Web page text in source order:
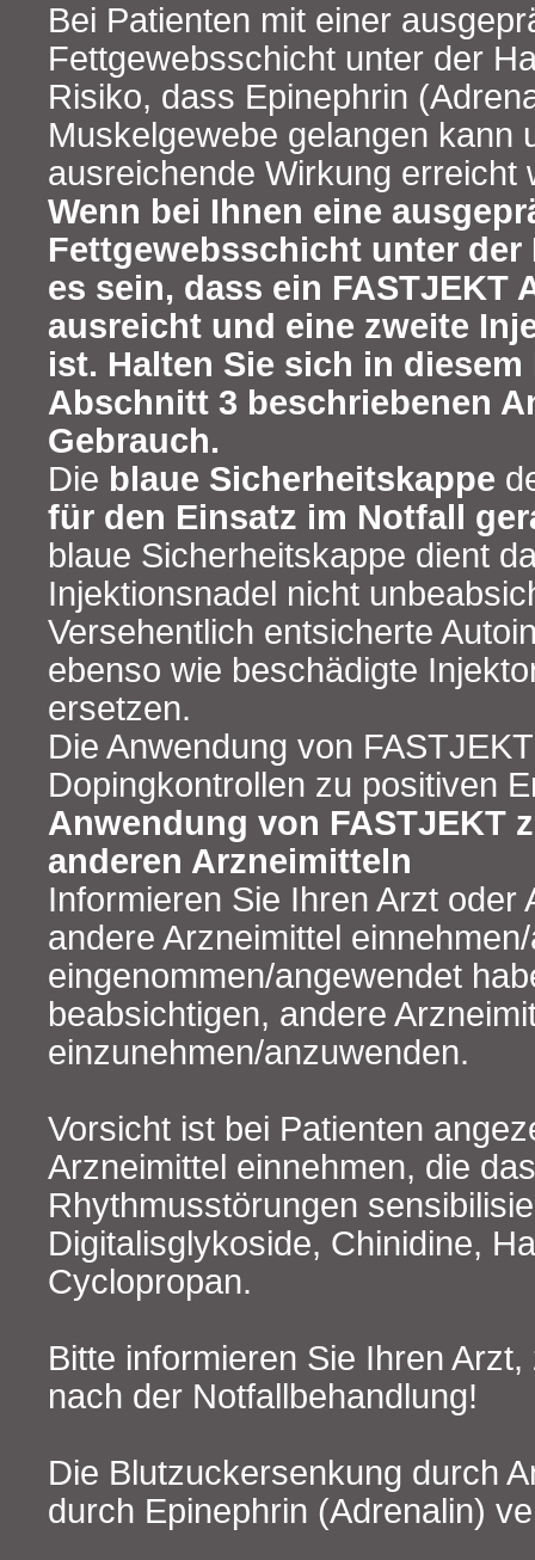
Bei Patienten mit einer
Fettgewebsschicht unter der
Risiko, dass Epinephrin
Muskelgewebe gelangen kann
ausreichende Wirkung erreicht
Wenn bei Ihnen eine
Fettgewebsschicht unter
es sein, dass ein FASTJEKT
ausreicht und eine zweite
ist. Halten Sie sich in
Abschnitt 3 beschriebenen
Gebrauch.
Die blaue Sicherheitskappe
für den Einsatz im Notfall
blaue Sicherheitskappe dient
Injektionsnadel nicht
Versehentlich entsicherte
ebenso wie beschädigte
ersetzen.
Die Anwendung von
Dopingkontrollen zu positiven
Anwendung von FASTJEKT
anderen Arzneimitteln
Informieren Sie Ihren Arzt oder
andere Arzneimittel
eingenommen/angewendet
beabsichtigen, andere
einzunehmen/anzuwenden.
Vorsicht ist bei Patienten
Arzneimittel einnehmen, die
Rhythmusstörungen
Digitalisglykoside, Chinidine,
Cyclopropan.
Bitte informieren Sie Ihren
nach der Notfallbehandlung!
Die Blutzuckersenkung durch
durch Epinephrin (Adrenalin)